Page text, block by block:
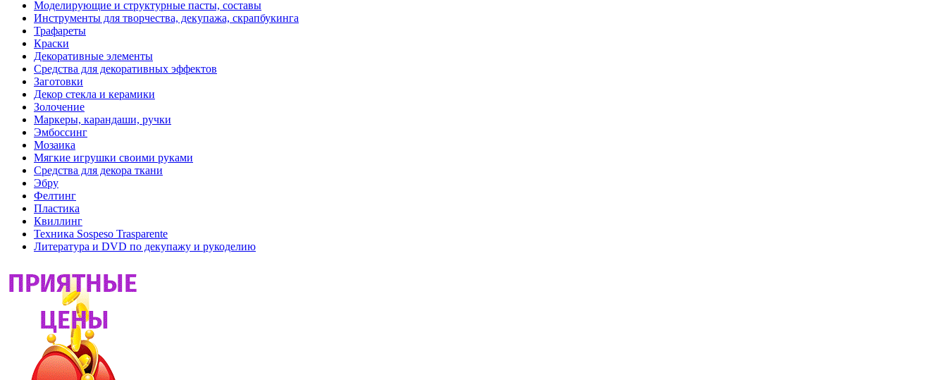
Моделирующие и структурные пасты, составы
Инструменты для творчества, декупажа, скрапбукинга
Трафареты
Краски
Декоративные элементы
Средства для декоративных эффектов
Заготовки
Декор стекла и керамики
Золочение
Маркеры, карандаши, ручки
Эмбоссинг
Мозаика
Мягкие игрушки своими руками
Средства для декора ткани
Эбру
Фелтинг
Пластика
Квиллинг
Техника Sospeso Trasparente
Литература и DVD по декупажу и рукоделию